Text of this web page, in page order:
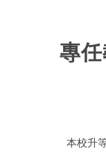
專
本校升